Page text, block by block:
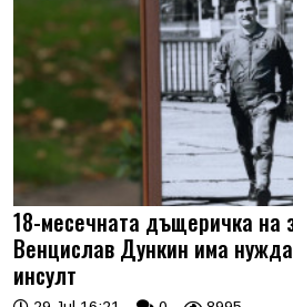
18-месечната дъщеричка на
Венцислав Дункин има
инсулт